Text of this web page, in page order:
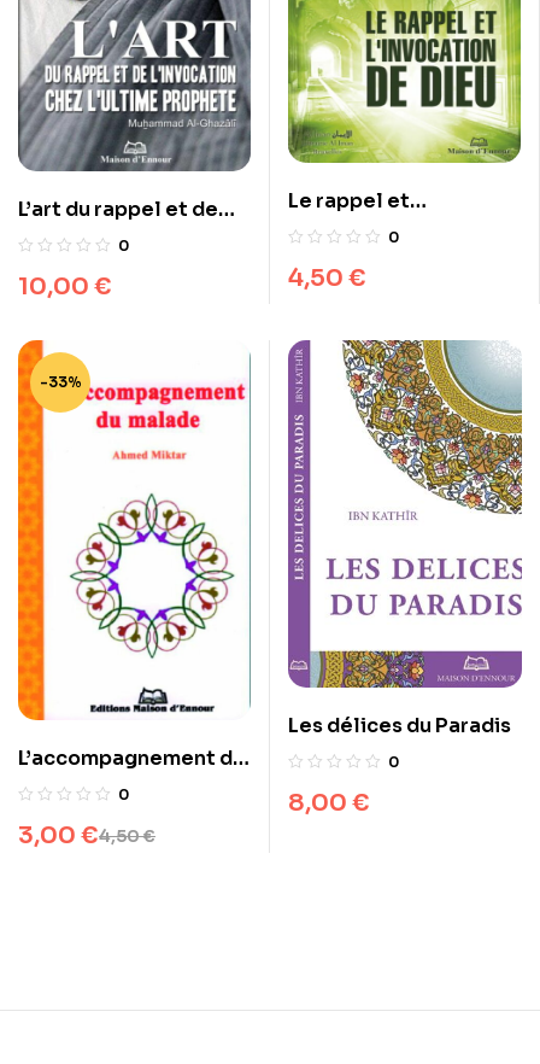
L’art du rappel et de
l’invocation chez
0
10,00 €
Le rappel et
l’invocation de Dieu
0
4,50 €
-33%
L’accompagnement du
malade
0
4,50€
3,00 €
Les délices du Paradis
0
8,00 €